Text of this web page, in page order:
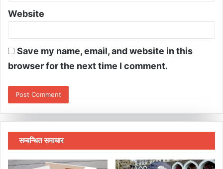
Website
Save my name, email, and website in this
browser for the next time I comment.
सम्बन्धित समाचार